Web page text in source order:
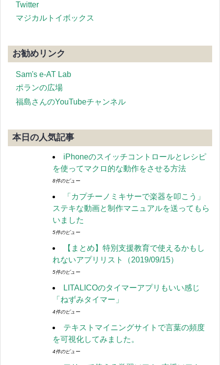
Twitter
マジカルトイボックス
お勧めリンク
Sam's e-AT Lab
ポランの広場
福島さんのYouTubeチャンネル
本日の人気記事
iPhoneのスイッチコントロールとレシピ
を使ってマクロ的な動作をさせる方法
8件のビュー
「カプチーノミキサーで楽器を叩こう」
ステキな動画と制作マニュアルを送ってもら
いました
5件のビュー
【まとめ】特別支援教育で使えるかもし
れないアプリリスト（2019/09/15）
5件のビュー
LITALICOのタイマーアプリもいい感じ
「ねずみタイマー」
4件のビュー
テキストマイニングサイトで言葉の頻度
を可視化してみました。
4件のビュー